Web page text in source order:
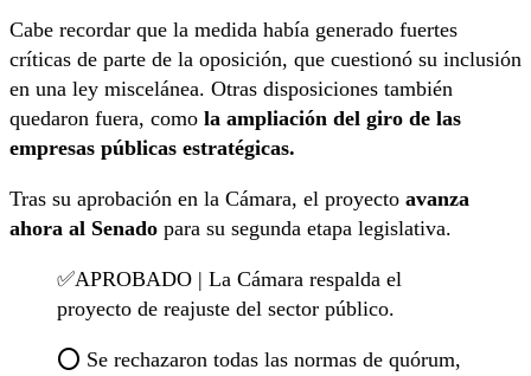
Cabe recordar que la medida había generado fuertes
críticas de parte de la oposición, que cuestionó su inclusión
en una ley miscelánea. Otras disposiciones también
quedaron fuera, como la ampliación del giro de las
empresas públicas estratégicas.
Tras su aprobación en la Cámara, el proyecto avanza
ahora al Senado para su segunda etapa legislativa.
✅APROBADO | La Cámara respalda el
proyecto de reajuste del sector público.
⭕️ Se rechazaron todas las normas de quórum,